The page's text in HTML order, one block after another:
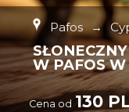
Pafos →
W PAFOS
Cena od 130